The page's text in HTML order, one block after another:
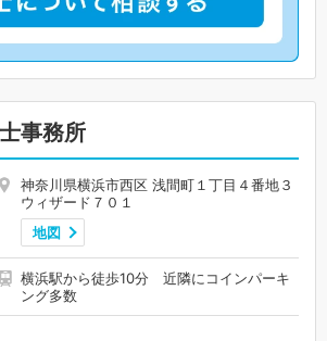
事務所
神奈川県横浜市西区 浅間町１丁目４番地３
ウィザード７０１
地図
横浜駅から徒歩10分 近隣にコインパーキ
ング多数